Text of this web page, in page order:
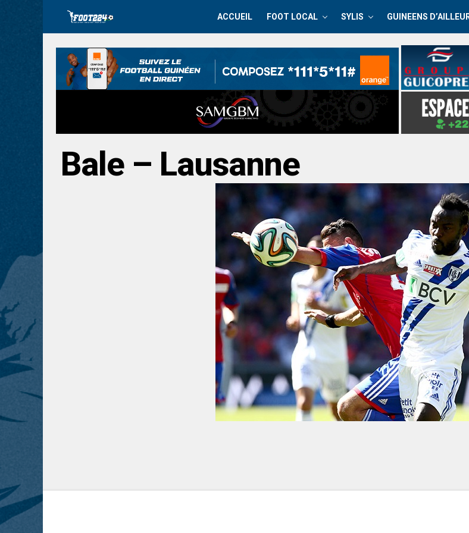
ACCUEIL FOOT LOCAL SYLIS GUINEENS
Bale – Lausanne